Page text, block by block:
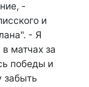
-
и
- Я
матчах за
победы и
забыть